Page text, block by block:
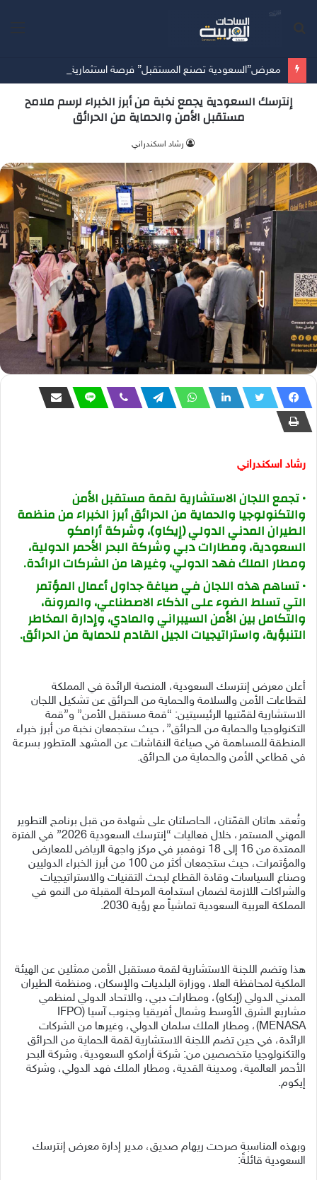
إنترسك السعودية يجمع نخبة من أبرز الخبراء لرسم ملامح
مستقبل الأمن والحماية من الحرائق
‫رشاد اسكندراني
رشاد اسكندراني
• تجمع اللجان الاستشارية لقمة مستقبل الأمن
والتكنولوجيا والحماية من الحرائق أبرز الخبراء من منظمة
الطيران المدني الدولي (إيكاو)، وشركة أرامكو
السعودية، ومطارات دبي وشركة البحر الأحمر الدولية،
ومطار الملك فهد الدولي، وغيرها من الشركات الرائدة.
• تساهم هذه اللجان في صياغة جداول أعمال المؤتمر
التي تسلط الضوء على الذكاء الاصطناعي، والمرونة،
والتكامل بين الأمن السيبراني والمادي، وإدارة المخاطر
التنبؤية، واستراتيجيات الجيل القادم للحماية من الحرائق.
أعلن معرض إنترسك السعودية، المنصة الرائدة في المملكة
لقطاعات الأمن والسلامة والحماية من الحرائق عن تشكيل اللجان
الاستشارية لقمّتيها الرئيسيتين: “قمة مستقبل الأمن” و”قمة
التكنولوجيا والحماية من الحرائق”، حيث ستجمعان نخبة من أبرز خبراء
المنطقة للمساهمة في صياغة النقاشات عن المشهد المتطور بسرعة
في قطاعي الأمن والحماية من الحرائق.
وتُعقد هاتان القمّتان، الحاصلتان على شهادة من قبل برنامج التطوير
المهني المستمر، خلال فعاليات “إنترسك السعودية 2026” في الفترة
الممتدة من 16 إلى 18 نوفمبر في مركز واجهة الرياض للمعارض
والمؤتمرات، حيث ستجمعان أكثر من 100 من أبرز الخبراء الدوليين
وصناع السياسات وقادة القطاع لبحث التقنيات والاستراتيجيات
والشراكات اللازمة لضمان استدامة المرحلة المقبلة من النمو في
المملكة العربية السعودية تماشياً مع رؤية 2030.
هذا وتضم اللجنة الاستشارية لقمة مستقبل الأمن ممثلين عن الهيئة
الملكية لمحافظة العلا، ووزارة البلديات والإسكان، ومنظمة الطيران
المدني الدولي (إيكاو)، ومطارات دبي، والاتحاد الدولي لمنظمي
مشاريع الشرق الأوسط وشمال أفريقيا وجنوب آسيا (IFPO
MENASA)، ومطار الملك سلمان الدولي، وغيرها من الشركات
الرائدة، في حين تضم اللجنة الاستشارية لقمة الحماية من الحرائق
والتكنولوجيا متخصصين من: شركة أرامكو السعودية، وشركة البحر
الأحمر العالمية، ومدينة القدية، ومطار الملك فهد الدولي، وشركة
إيكوم.
وبهذه المناسبة صرحت ريهام صديق، مدير إدارة معرض إنترسك
السعودية قائلةً: